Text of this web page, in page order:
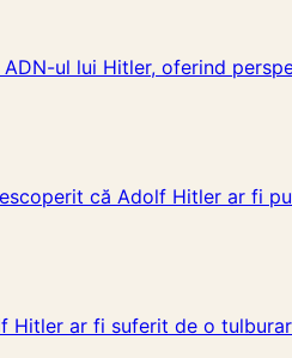
ul lui Hitler, oferind
că Adolf Hitler ar fi
Hitler ar fi suferit de o